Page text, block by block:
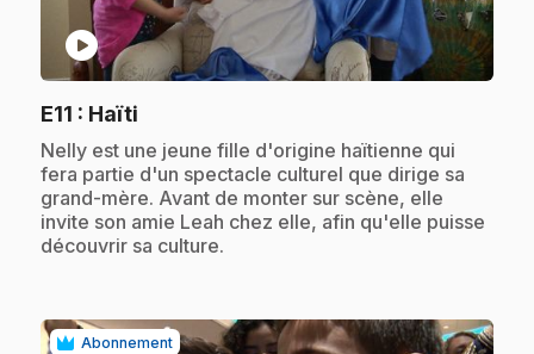
play_circle
E11 : Haïti
.Nelly est une jeune fille d'origine haïtienne qui
fera partie d'un spectacle culturel que dirige sa
grand-mère. Avant de monter sur scène, elle
invite son amie Leah chez elle, afin qu'elle puisse
découvrir sa culture.
Abonnement